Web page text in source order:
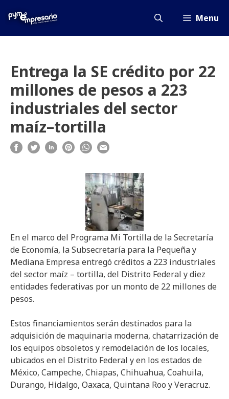
Menu
Entrega la SE crédito por 22
millones de pesos a 223
industriales del sector
maíz–tortilla
En el marco del Programa Mi Tortilla de la Secretaría
de Economía, la Subsecretaría para la Pequeña y
Mediana Empresa entregó créditos a 223 industriales
del sector maíz – tortilla, del Distrito Federal y diez
entidades federativas por un monto de 22 millones de
pesos.
Estos financiamientos serán destinados para la
adquisición de maquinaria moderna, chatarrización de
los equipos obsoletos y remodelación de los locales,
ubicados en el Distrito Federal y en los estados de
México, Campeche, Chiapas, Chihuahua, Coahuila,
Durango, Hidalgo, Oaxaca, Quintana Roo y Veracruz.